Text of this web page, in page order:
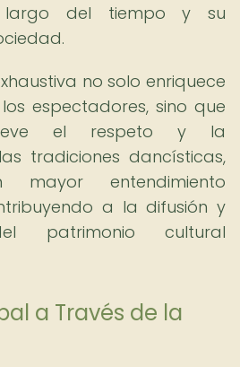
del tiempo y su
no solo enriquece
espectadores, sino que
el respeto y la
tradiciones dancísticas,
mayor entendimiento
a la difusión y
patrimonio cultural
a Través de la